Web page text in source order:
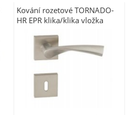
Kování rozetové TORNADO-
HR EPR klika/klika vložka